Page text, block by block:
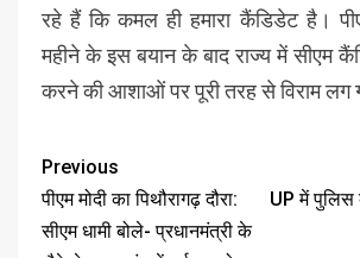
रहे हैं कि कमल ही हमारा कैंडिडेट है।
महीने के इस बयान के बाद राज्य में सीएम
करने की आशाओं पर पूरी तरह से विराम लग
Previous
पीएम मोदी का पिथौरागढ़ दौरा:
सीएम धामी बोले- प्रधानमंत्री के
UP में पुलिस